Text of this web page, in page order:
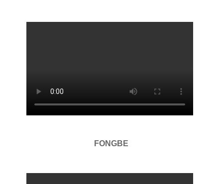
FONGBE